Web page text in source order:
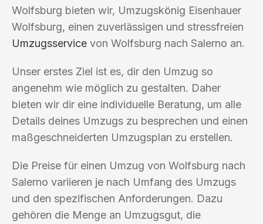
Wolfsburg bieten wir, Umzugskönig Eisenhauer
Wolfsburg, einen zuverlässigen und stressfreien
Umzugsservice von Wolfsburg nach Salerno an.
Unser erstes Ziel ist es, dir den Umzug so
angenehm wie möglich zu gestalten. Daher
bieten wir dir eine individuelle Beratung, um alle
Details deines Umzugs zu besprechen und einen
maßgeschneiderten Umzugsplan zu erstellen.
Die Preise für einen Umzug von Wolfsburg nach
Salerno variieren je nach Umfang des Umzugs
und den spezifischen Anforderungen. Dazu
gehören die Menge an Umzugsgut, die